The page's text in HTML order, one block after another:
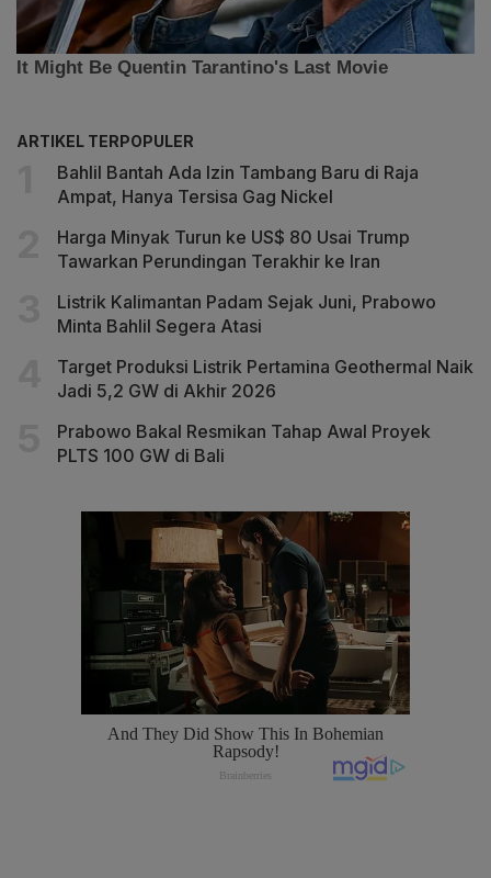
ARTIKEL TERPOPULER
Bahlil Bantah Ada Izin Tambang Baru di Raja
Ampat, Hanya Tersisa Gag Nickel
Harga Minyak Turun ke US$ 80 Usai Trump
Tawarkan Perundingan Terakhir ke Iran
Listrik Kalimantan Padam Sejak Juni, Prabowo
Minta Bahlil Segera Atasi
Target Produksi Listrik Pertamina Geothermal Naik
Jadi 5,2 GW di Akhir 2026
Prabowo Bakal Resmikan Tahap Awal Proyek
PLTS 100 GW di Bali